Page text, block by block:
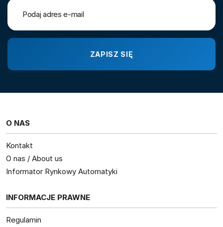
O NAS
Kontakt
O nas / About us
Informator Rynkowy Automatyki
INFORMACJE PRAWNE
Regulamin